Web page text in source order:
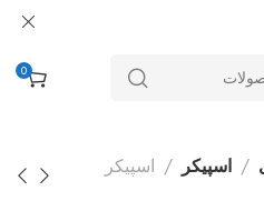
0
اسپیکر
اسپیکر